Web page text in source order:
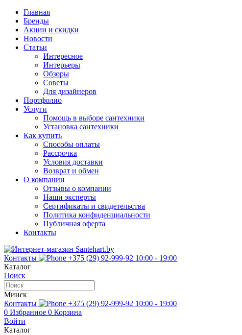
Главная
Бренды
Акции и скидки
Новости
Статьи
Интересное
Интерьеры
Обзоры
Советы
Для дизайнеров
Портфолио
Услуги
Помощь в выборе сантехники
Установка сантехники
Как купить
Способы оплаты
Рассрочка
Условия доставки
Возврат и обмен
О компании
Отзывы о компании
Наши эксперты
Сертификаты и свидетельства
Политика конфиденциальности
Публичная оферта
Контакты
Контакты +375 (29) 92-999-92 10:00 - 19:00
Каталог
Поиск
Минск
Контакты
+375 (29) 92-999-92 10:00 - 19:00
0 Избранное 0 Корзина
Войти
Каталог